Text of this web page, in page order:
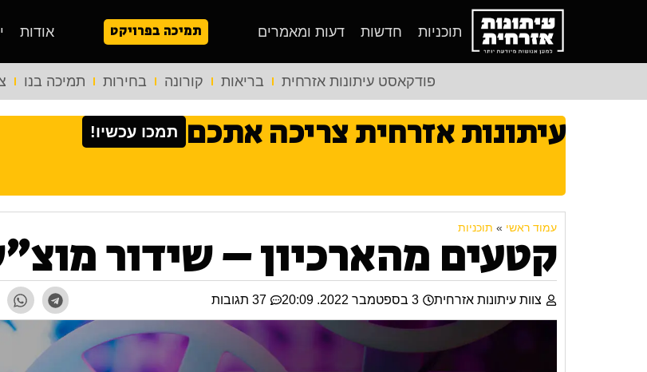
תוכניות חדשות דעות ומאמרים תמיכה בפרויקט אודות
פודקאסט עיתונות אזרחית בריאות קורונה בחירות תמיכה בנו
עיתונות אזרחית צריכה אתכם תמכו עכשיו!
עמוד ראשי » תוכניות
קטעים מהארכיון – שידור
צוות עיתונות אזרחית 3 בספטמבר 2022. 20:09 37 תגובות